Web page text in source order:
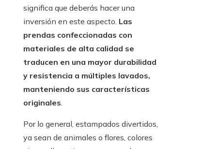
significa que deberás hacer una
inversión en este aspecto. Las
prendas confeccionadas con
materiales de alta calidad se
traducen en una mayor durabilidad
y resistencia a múltiples lavados,
manteniendo sus características
originales.
Por lo general, estampados divertidos,
ya sean de animales o flores, colores